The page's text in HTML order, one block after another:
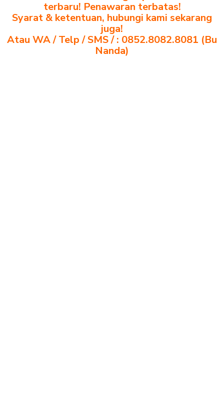
terbaru! Penawaran terbatas!
Syarat & ketentuan, hubungi kami sekarang
juga!
Atau WA / Telp / SMS / : 0852.8082.8081 (Bu
Nanda)